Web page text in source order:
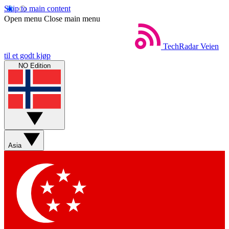
Skip to main content
Open menu Close main menu
TechRadar Veien
til et godt kjøp
NO Edition
Asia